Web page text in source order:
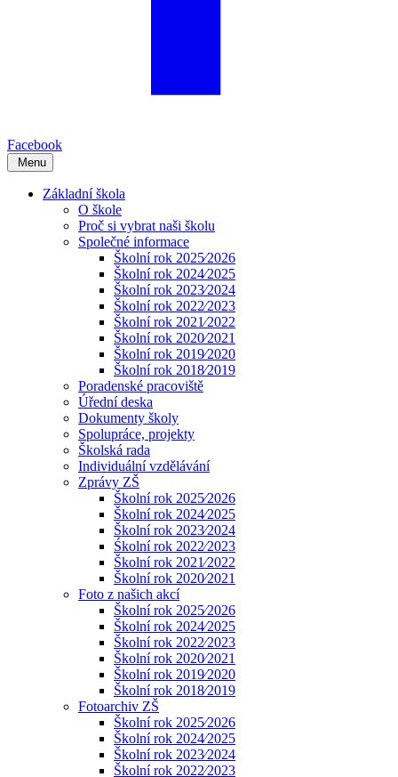
Facebook
Menu
Základní škola
O škole
Proč si vybrat naši školu
Společné informace
Školní rok 2025⁄2026
Školní rok 2024⁄2025
Školní rok 2023⁄2024
Školní rok 2022⁄2023
Školní rok 2021⁄2022
Školní rok 2020⁄2021
Školní rok 2019⁄2020
Školní rok 2018⁄2019
Poradenské pracoviště
Úřední deska
Dokumenty školy
Spolupráce, projekty
Školská rada
Individuální vzdělávání
Zprávy ZŠ
Školní rok 2025⁄2026
Školní rok 2024⁄2025
Školní rok 2023⁄2024
Śkolní rok 2022⁄2023
Školní rok 2021⁄2022
Školní rok 2020⁄2021
Foto z našich akcí
Školní rok 2025⁄2026
Školní rok 2024⁄2025
Školní rok 2022⁄2023
Školní rok 2020⁄2021
Školní rok 2019⁄2020
Školní rok 2018⁄2019
Fotoarchiv ZŠ
Školní rok 2025⁄2026
Školní rok 2024⁄2025
Školní rok 2023⁄2024
Školní rok 2022⁄2023